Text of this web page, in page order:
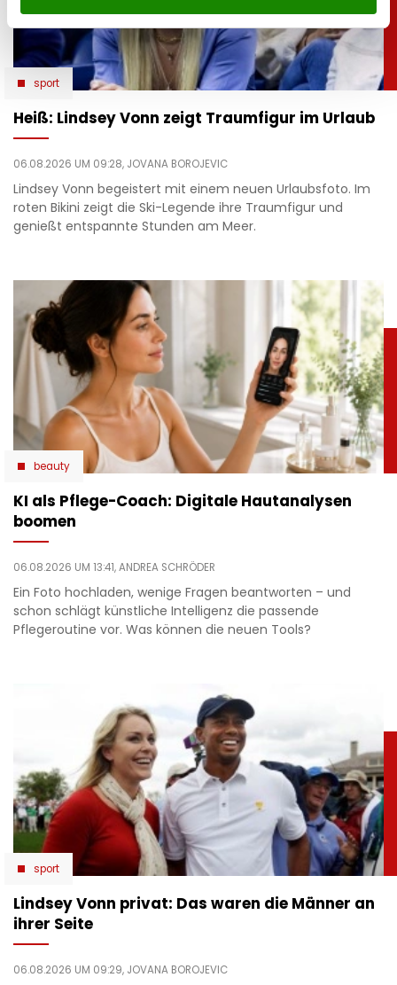
sport
Heiß: Lindsey Vonn zeigt Traumfigur im Urlaub
06.08.2026 UM 09:28, JOVANA BOROJEVIC
Lindsey Vonn begeistert mit einem neuen Urlaubsfoto. Im
roten Bikini zeigt die Ski-Legende ihre Traumfigur und
genießt entspannte Stunden am Meer.
beauty
KI als Pflege-Coach: Digitale Hautanalysen
boomen
06.08.2026 UM 13:41,ANDREA SCHRÖDER
Ein Foto hochladen, wenige Fragen beantworten – und
schon schlägt künstliche Intelligenz die passende
Pflegeroutine vor. Was können die neuen Tools?
sport
Lindsey Vonn privat: Das waren die Männer an
ihrer Seite
06.08.2026 UM 09:29, JOVANA BOROJEVIC